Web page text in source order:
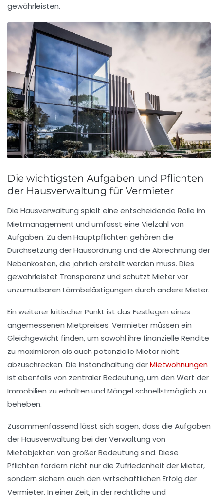
gewährleisten.
Die wichtigsten Aufgaben und Pflichten
der Hausverwaltung für Vermieter
Die Hausverwaltung spielt eine entscheidende Rolle im
Mietmanagement und umfasst eine Vielzahl von
Aufgaben. Zu den Hauptpflichten gehören die
Durchsetzung der Hausordnung und die Abrechnung der
Nebenkosten, die jährlich erstellt werden muss. Dies
gewährleistet Transparenz und schützt Mieter vor
unzumutbaren Lärmbelästigungen durch andere Mieter.
Ein weiterer kritischer Punkt ist das Festlegen eines
angemessenen Mietpreises. Vermieter müssen ein
Gleichgewicht finden, um sowohl ihre finanzielle Rendite
zu maximieren als auch potenzielle Mieter nicht
abzuschrecken. Die Instandhaltung derMietwohnungen
ist ebenfalls von zentraler Bedeutung, um den Wert der
Immobilien zu erhalten und Mängel schnellstmöglich zu
beheben.
Zusammenfassend lässt sich sagen, dass die Aufgaben
der Hausverwaltung bei der Verwaltung von
Mietobjekten von großer Bedeutung sind. Diese
Pflichten fördern nicht nur die Zufriedenheit der Mieter,
sondern sichern auch den wirtschaftlichen Erfolg der
Vermieter. In einer Zeit, in der rechtliche und